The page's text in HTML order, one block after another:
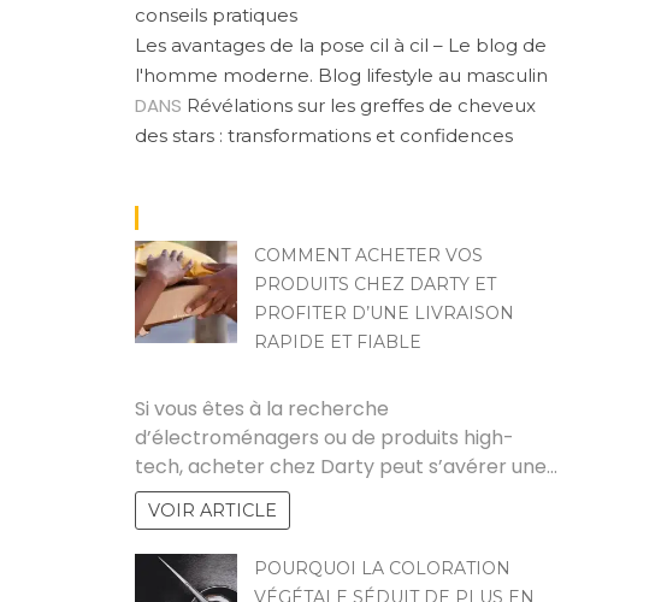
conseils pratiques
Les avantages de la pose cil à cil – Le blog de
l'homme moderne. Blog lifestyle au masculin
DANS Révélations sur les greffes de cheveux
des stars : transformations et confidences
COMMENT ACHETER VOS
PRODUITS CHEZ DARTY ET
PROFITER D’UNE LIVRAISON
RAPIDE ET FIABLE
Si vous êtes à la recherche
d’électroménagers ou de produits high-
tech, acheter chez Darty peut s’avérer une…
VOIR ARTICLE
POURQUOI LA COLORATION
VÉGÉTALE SÉDUIT DE PLUS EN